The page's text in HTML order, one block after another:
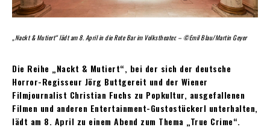
„Nackt & Mutiert“ lädt am 8. April in die Rote Bar im Volkstheater. – ©Emil Blau/Martin Geyer
Die Reihe „Nackt & Mutiert“, bei der sich der deutsche
Horror-Regisseur Jörg Buttgereit und der Wiener
Filmjournalist Christian Fuchs zu Popkultur, ausgefallenen
Filmen und anderen Entertainment-Gustostückerl unterhalten,
lädt am 8. April zu einem Abend zum Thema „True Crime“.